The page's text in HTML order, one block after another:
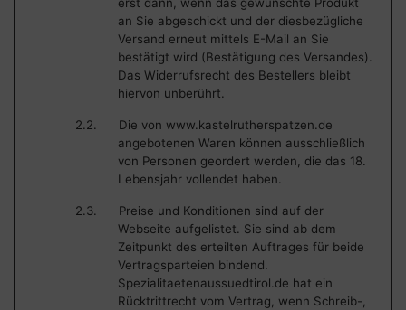
an Sie abgeschickt und der diesbezügliche
Versand erneut mittels E-Mail an Sie
bestätigt wird (Bestätigung des Versandes).
Das Widerrufsrecht des Bestellers bleibt
hiervon unberührt.
2.2. Die von www.kastelrutherspatzen.de
angebotenen Waren können ausschließlich
von Personen geordert werden, die das 18.
Lebensjahr vollendet haben.
2.3. Preise und Konditionen sind auf der
Webseite aufgelistet. Sie sind ab dem
Zeitpunkt des erteilten Auftrages für beide
Vertragsparteien bindend.
Spezialitaetenaussuedtirol.de hat ein
Rücktrittrecht vom Vertrag, wenn Schreib-,